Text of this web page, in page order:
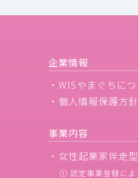
企業情報
・WISやまぐちに
・個人情報保護方針
事業内容
・女性起業家伴走
① 認定事業登録によ